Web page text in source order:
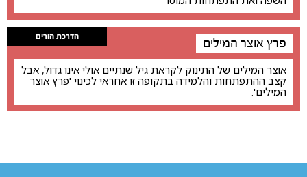
הדרכת הורים פרץ אוצר המילים
אוצר המילים של התינוק לקראת גיל שנתיים אולי אינו גדול, אבל
קצב ההתפתחות והלמידה בתקופה זו אחראי לכינוי 'פרץ אוצר
המילים'.